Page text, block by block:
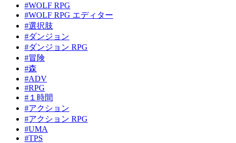
#WOLF RPG
#WOLF RPG エディター
#選択肢
#ダンジョン
#ダンジョン RPG
#冒険
#森
#ADV
#RPG
#１時間
#アクション
#アクション RPG
#UMA
#TPS